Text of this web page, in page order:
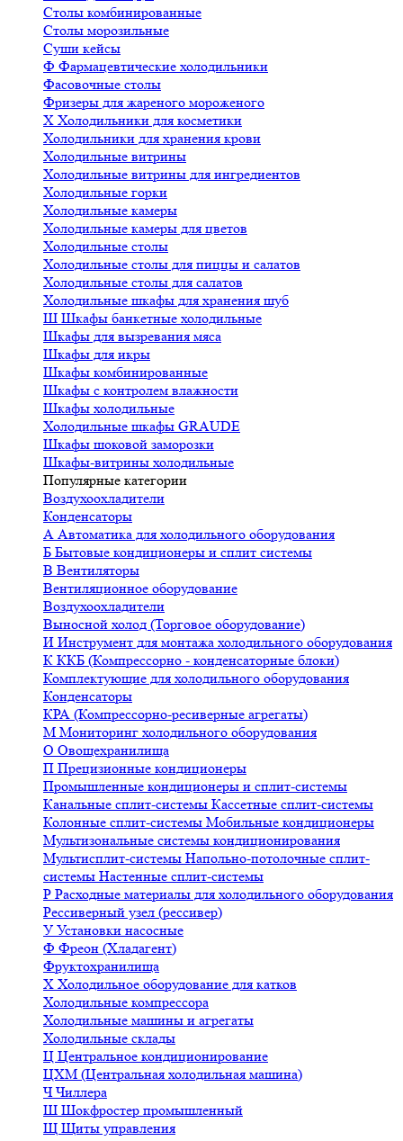
Столы комбинированные
Столы морозильные
Суши кейсы
Ф Фармацевтические холодильники
Фасовочные столы
Фризеры для жареного мороженого
Х Холодильники для косметики
Холодильники для хранения крови
Холодильные витрины
Холодильные витрины для ингредиентов
Холодильные горки
Холодильные камеры
Холодильные камеры для цветов
Холодильные столы
Холодильные столы для пиццы и салатов
Холодильные столы для салатов
Холодильные шкафы для хранения шуб
Ш Шкафы банкетные холодильные
Шкафы для вызревания мяса
Шкафы для икры
Шкафы комбинированные
Шкафы с контролем влажности
Шкафы холодильные
Холодильные шкафы GRAUDE
Шкафы шоковой заморозки
Шкафы-витрины холодильные
Популярные категории
Воздухоохладители
Конденсаторы
А Автоматика для холодильного оборудования
Б Бытовые кондиционеры и сплит системы
В Вентиляторы
Вентиляционное оборудование
Воздухоохладители
Выносной холод (Торговое оборудование)
И Инструмент для монтажа холодильного оборудования
К ККБ (Компрессорно - конденсаторные блоки)
Комплектующие для холодильного оборудования
Конденсаторы
КРА (Компрессорно-ресиверные агрегаты)
М Мониторинг холодильного оборудования
О Овощехранилища
П Прецизионные кондиционеры
Промышленные кондиционеры и сплит-системы
Канальные сплит-системы Кассетные сплит-системы
Колонные сплит-системы Мобильные кондиционеры
Мультизональные системы кондиционирования
Мультисплит-системы Напольно-потолочные сплит-
системы Настенные сплит-системы
Р Расходные материалы для холодильного оборудования
Рессиверный узел (рессивер)
У Установки насосные
Ф Фреон (Хладагент)
Фруктохранилища
Х Холодильное оборудование для катков
Холодильные компрессора
Холодильные машины и агрегаты
Холодильные склады
Ц Центральное кондиционирование
ЦХМ (Центральная холодильная машина)
ЧЧиллера
Ш Шокфростер промышленный
Щ Щиты управления